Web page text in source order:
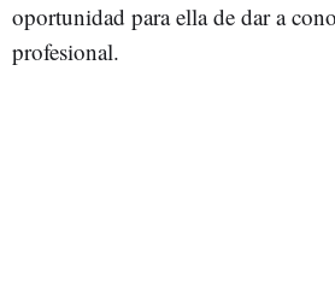
oportunidad para ella de dar a
profesional.